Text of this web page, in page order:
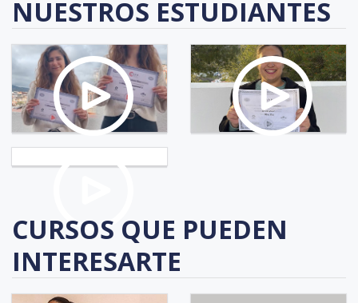
NUESTROS ESTUDIANTES
CURSOS QUE PUEDEN
INTERESARTE